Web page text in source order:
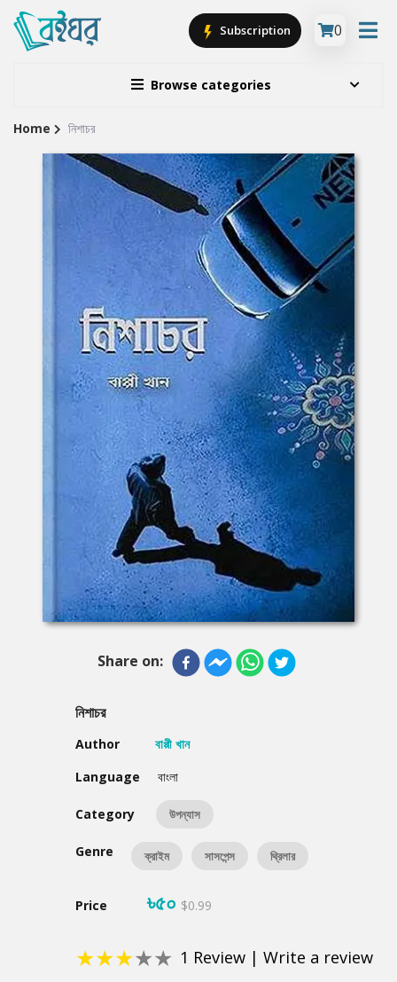
Browse categories
Subscription 0
Site
Breadcrumb
Home নিশাচর
Share on:
নিশাচর
Author
বাপ্পী খান
Language
বাংলা
Category উপন্যাস
Genre ক্রাইম সাসপেন্স থ্রিলার
Price ৳৫০ $0.99
★★★★★ 1 Review | Write a review